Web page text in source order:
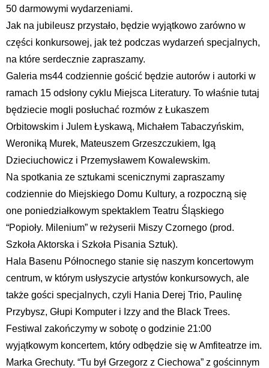
50 darmowymi wydarzeniami.
Jak na jubileusz przystało, będzie wyjątkowo zarówno w
części konkursowej, jak też podczas wydarzeń specjalnych,
na które serdecznie zapraszamy.
Galeria ms44 codziennie gościć będzie autorów i autorki w
ramach 15 odsłony cyklu Miejsca Literatury. To właśnie tutaj
będziecie mogli posłuchać rozmów z Łukaszem
Orbitowskim i Julem Łyskawą, Michałem Tabaczyńskim,
Weroniką Murek, Mateuszem Grzeszczukiem, Igą
Dzieciuchowicz i Przemysławem Kowalewskim.
Na spotkania ze sztukami scenicznymi zapraszamy
codziennie do Miejskiego Domu Kultury, a rozpoczną się
one poniedziałkowym spektaklem Teatru Śląskiego
“Popioły. Milenium” w reżyserii Miszy Czornego (prod.
Szkoła Aktorska i Szkoła Pisania Sztuk).
Hala Basenu Północnego stanie się naszym koncertowym
centrum, w którym usłyszycie artystów konkursowych, ale
także gości specjalnych, czyli Hania Derej Trio, Paulinę
Przybysz, Głupi Komputer i Izzy and the Black Trees.
Festiwal zakończymy w sobotę o godzinie 21:00
wyjątkowym koncertem, który odbędzie się w Amfiteatrze im.
Marka Grechuty. “Tu był Grzegorz z Ciechowa” z gościnnym